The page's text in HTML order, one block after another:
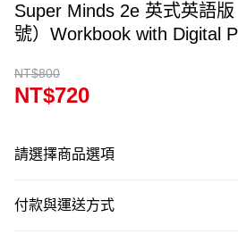
Super Minds 2e 英式英語
號）Workbook with Digital
NT$800
NT$720
請選擇商品選項
付款與運送方式